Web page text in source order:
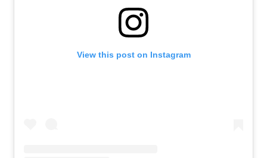
View this post on Instagram